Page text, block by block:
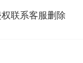
联系客服删除